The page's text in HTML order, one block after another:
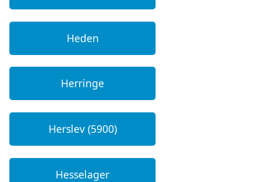
Heden
Herringe
Herslev (5900)
Hesselager